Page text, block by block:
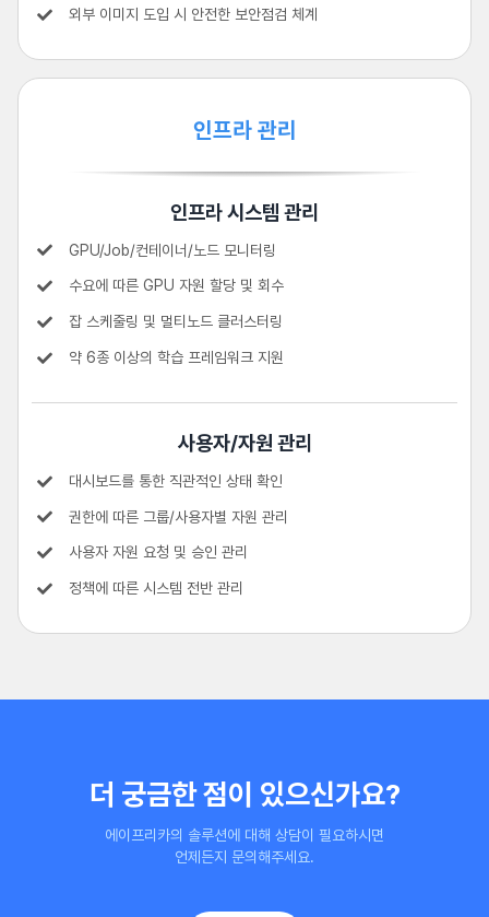
외부 이미지 도입 시 안전한 보안점검 체계
인프라 관리
인프라 시스템 관리
GPU/Job/컨테이너/노드 모니터링
수요에 따른 GPU 자원 할당 및 회수
잡 스케줄링 및 멀티노드 클러스터링
약 6종 이상의 학습 프레임워크 지원
사용자/자원 관리
대시보드를 통한 직관적인 상태 확인
권한에 따른 그룹/사용자별 자원 관리
사용자 자원 요청 및 승인 관리
정책에 따른 시스템 전반 관리
더 궁금한 점이 있으신가요?
에이프리카의 솔루션에 대해 상담이 필요하시면
언제든지 문의해주세요.